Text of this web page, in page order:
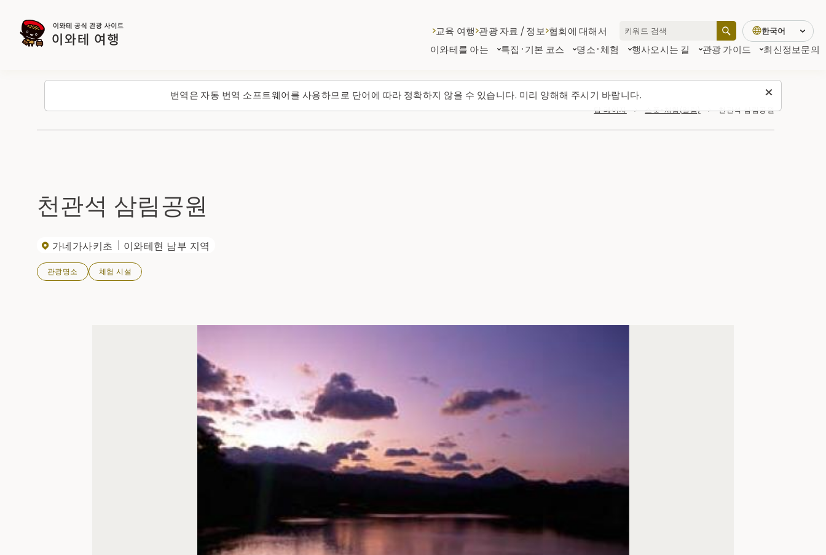
번역은 자동 번역 소프트웨어를 사용하므로 단어에 따라 정확하지 않을 수 있습니다. 미리 양해해 주시기 바랍니다.
이와테를 아는 특집·기본 코스 명소·체험 행사오시는 길 관광 가이드 최신정보문의
교육 여행 관광 자료 / 정보 협회에 대해서 한국어
탑 페이지 스폿・체험(일람) 천관석 삼림공원
천관석 삼림공원
가네가사키초 이와테현 남부 지역
관광명소 체험 시설